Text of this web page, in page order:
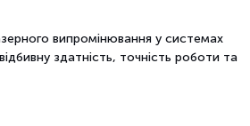
випромінювання у системах
здатність, точність роботи та